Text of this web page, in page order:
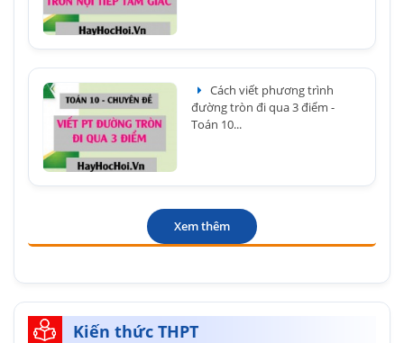
Cách viết phương trình
đường tròn đi qua 3 điểm -
Toán 10...
Xem thêm
Kiến thức THPT